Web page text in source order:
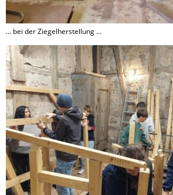
... bei der Ziegelherstellung ...